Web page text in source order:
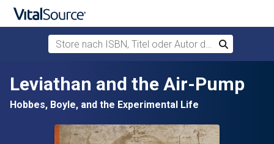
Zum Hauptinhalt springen
Store nach ISBN, Titel oder Autor durchsuchen
Suchen
Leviathan and the Air-Pump
Hobbes, Boyle, and the Experimental Life